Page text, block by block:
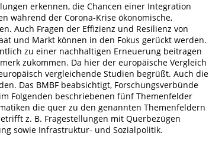
erkennen, die Chancen einer Integration
während der Corona-Krise ökonomische,
Auch Fragen der Effizienz und Resilienz von
und Markt können in den Fokus gerückt werden.
zu einer nachhaltigen Erneuerung beitragen
zukommen. Da hier der europäische Vergleich
vergleichende Studien begrüßt. Auch die
Das BMBF beabsichtigt, Forschungsverbünde
Folgenden beschriebenen fünf Themenfelder
die quer zu den genannten Themenfeldern
z. B. Fragestellungen mit Querbezügen
sowie Infrastruktur- und Sozialpolitik.